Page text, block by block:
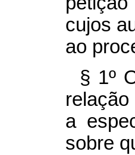
cujos
ao
§ 1º
a
sobre